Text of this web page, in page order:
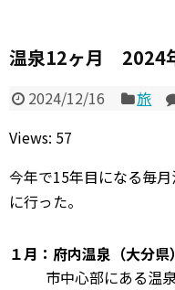
温泉12ヶ月 2024
2024/12/16 旅
Views: 57
今年で15年目になる毎
に行った。
１月：府内温泉（大分県）
市中心部にある温